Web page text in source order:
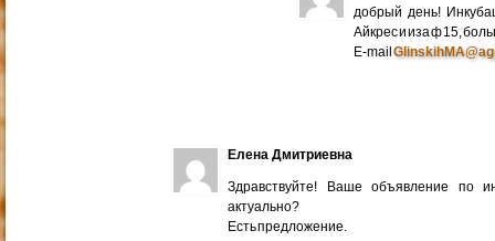
добрый день!
Айкрес и иза ф 15,
E-mail
Елена Дмитриевна
Здравствуйте! Ваше объявление по
актуально?
Есть предложение.